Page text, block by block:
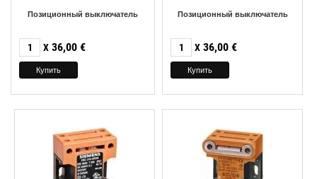
Позиционный выключатель
X 36,00 €
Позиционный выключатель
X 36,00 €